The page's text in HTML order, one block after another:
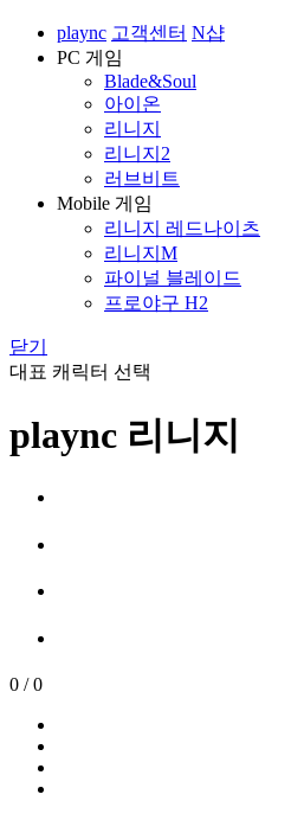
plaync 고객센터 N샵
PC 게임
Blade&Soul
아이온
리니지
리니지2
러브비트
Mobile 게임
리니지 레드나이츠
리니지M
파이널 블레이드
프로야구 H2
닫기
대표 캐릭터 선택
plaync 리니지
0 / 0